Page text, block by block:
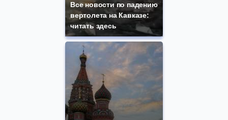
Все новости по падению
вертолета на Кавказе:
читать здесь